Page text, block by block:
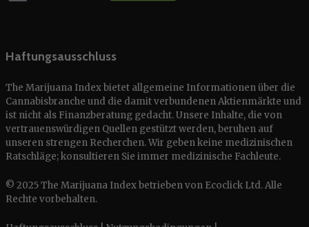
Haftungsausschluss
The Marijuana Index bietet allgemeine Informationen über die
Cannabisbranche und die damit verbundenen Aktienmärkte und
ist nicht als Finanzberatung gedacht. Unsere Inhalte, die von
vertrauenswürdigen Quellen gestützt werden, beruhen auf
unseren strengen Recherchen. Wir geben keine medizinischen
Ratschläge; konsultieren Sie immer medizinische Fachleute.
© 2025 The Marijuana Index betrieben von Ecoclick Ltd. Alle
Rechte vorbehalten.